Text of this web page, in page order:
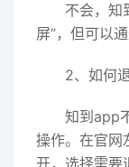
不会，知
屏”，但可以
2、如何
知到app
操作。在官网
开，选择需要